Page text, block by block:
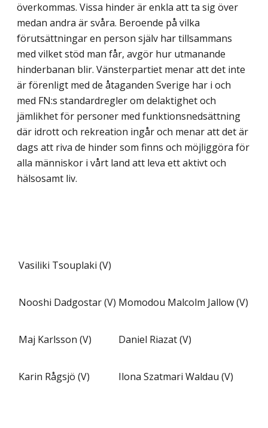
överkommas. Vissa hinder är enkla att ta sig över
medan andra är svåra. Beroende på vilka
förutsättningar en person själv har tillsammans
med vilket stöd man får, avgör hur utmanande
hinder­banan blir. Vänsterpartiet menar att det inte
är förenligt med de åtaganden Sverige har i och
med FN:s standardregler om delaktighet och
jämlikhet för personer med funktions­nedsättning
där idrott och rekreation ingår och menar att det är
dags att riva de hinder som finns och möjliggöra för
alla människor i vårt land att leva ett aktivt och
hälsosamt liv.
Vasiliki Tsouplaki (V)
Nooshi Dadgostar (V) Momodou Malcolm Jallow (V)
Maj Karlsson (V) Daniel Riazat (V)
Karin Rågsjö (V) Ilona Szatmari Waldau (V)